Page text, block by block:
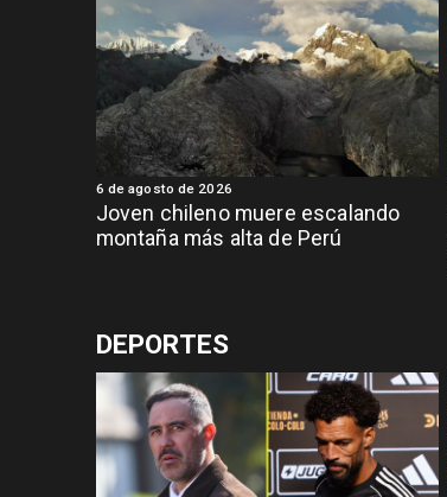
Joven chileno muere escalando
montaña más alta de Perú
6 de agosto de 2026
DEPORTES